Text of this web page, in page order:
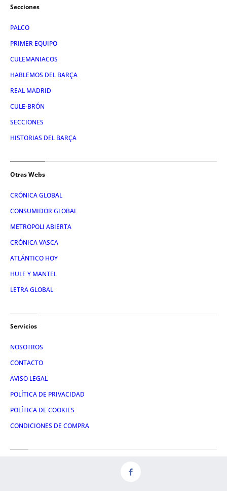
Secciones
PALCO
PRIMER EQUIPO
CULEMANIACOS
HABLEMOS DEL BARÇA
REAL MADRID
CULE-BRÓN
SECCIONES
HISTORIAS DEL BARÇA
Otras Webs
CRÓNICA GLOBAL
CONSUMIDOR GLOBAL
METROPOLI ABIERTA
CRÓNICA VASCA
ATLÁNTICO HOY
HULE Y MANTEL
LETRA GLOBAL
Servicios
NOSOTROS
CONTACTO
AVISO LEGAL
POLÍTICA DE PRIVACIDAD
POLÍTICA DE COOKIES
CONDICIONES DE COMPRA